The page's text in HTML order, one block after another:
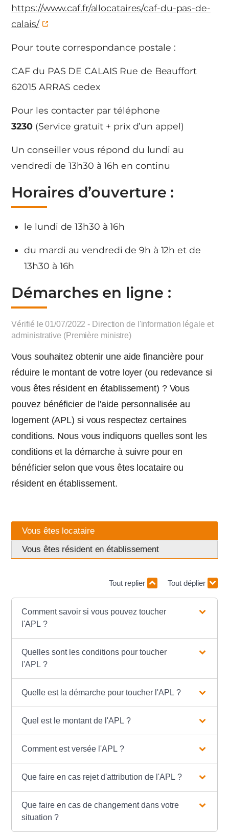
https://www.caf.fr/allocataires/caf-du-pas-de-
calais/
Pour toute correspondance postale :
CAF du PAS DE CALAIS Rue de Beauffort
62015 ARRAS cedex
Pour les contacter par téléphone
3230 (Service gratuit + prix d’un appel)
Un conseiller vous répond du lundi au
vendredi de 13h30 à 16h en continu
Horaires d’ouverture :
le lundi de 13h30 à 16h
du mardi au vendredi de 9h à 12h et de
13h30 à 16h
Démarches en ligne :
Vérifié le 01/07/2022 - Direction de l'information légale et
administrative (Première ministre)
Vous souhaitez obtenir une aide financière pour
réduire le montant de votre loyer (ou redevance si
vous êtes résident en établissement) ? Vous
pouvez bénéficier de l'aide personnalisée au
logement (APL) si vous respectez certaines
conditions. Nous vous indiquons quelles sont les
conditions et la démarche à suivre pour en
bénéficier selon que vous êtes locataire ou
résident en établissement.
Vous êtes locataire
Vous êtes résident en établissement
Tout replier Tout déplier
Comment savoir si vous pouvez toucher
l'APL ?
Quelles sont les conditions pour toucher
l'APL ?
Quelle est la démarche pour toucher l'APL ?
Quel est le montant de l'APL ?
Comment est versée l'APL ?
Que faire en cas rejet d'attribution de l'APL ?
Que faire en cas de changement dans votre
situation ?